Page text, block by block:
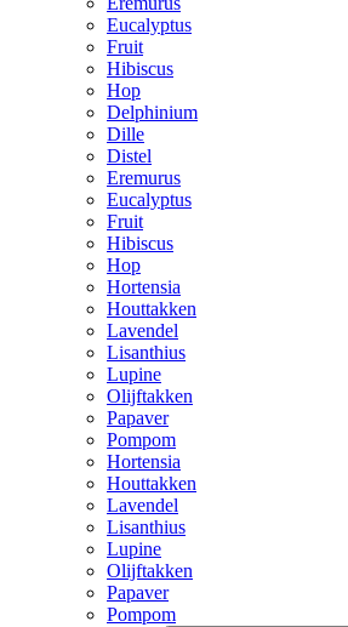
Eucalyptus
Fruit
Hibiscus
Hop
Delphinium
Dille
Distel
Eremurus
Eucalyptus
Fruit
Hibiscus
Hop
Hortensia
Houttakken
Lavendel
Lisanthius
Lupine
Olijftakken
Papaver
Pompom
Hortensia
Houttakken
Lavendel
Lisanthius
Lupine
Olijftakken
Papaver
Pompom